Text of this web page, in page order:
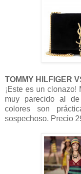
TOMMY HILFIGER
¡Este es un
muy parecido al
colores son
sospechoso. Precio